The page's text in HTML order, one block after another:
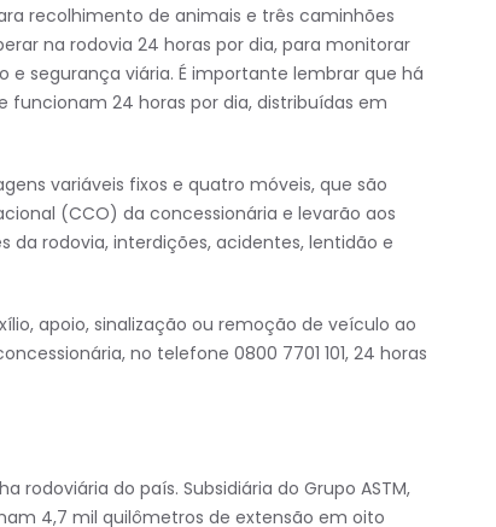
recolhimento de animais e três caminhões
na rodovia 24 horas por dia, para monitorar
segurança viária. É importante lembrar que há
funcionam 24 horas por dia, distribuídas em
variáveis fixos e quatro móveis, que são
(CCO) da concessionária e levarão aos
da rodovia, interdições, acidentes, lentidão e
apoio, sinalização ou remoção de veículo ao
no telefone 0800 7701 101, 24 horas
rodoviária do país. Subsidiária do Grupo ASTM,
4,7 mil quilômetros de extensão em oito